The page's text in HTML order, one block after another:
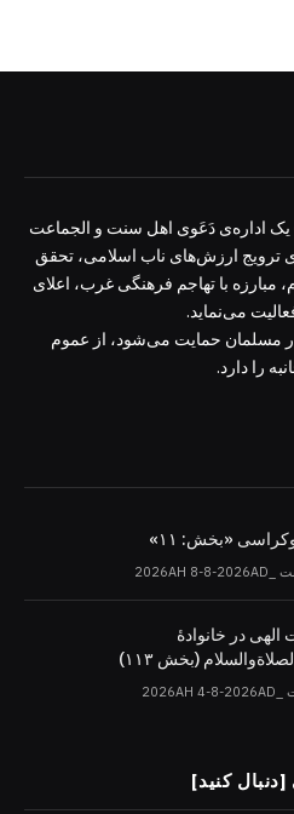
یک اداره‌ی دَعَوی اهل سنت و الجماعت
ترویج ارزش‌های ناب اسلامی، تحقق
با تهاجم فرهنگی غرب، اعلای
می‌نماید.
مسلمان حمایت می‌شود، از عموم
را دارد.
«بخش: ۱۱»
الهی در خانوادۀ
(بخش ۱۱۳)
کنید]